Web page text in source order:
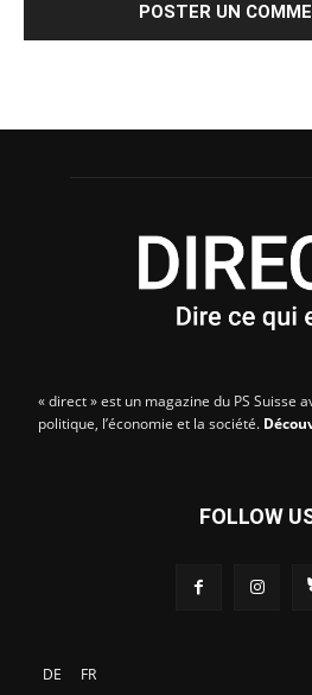
« direct » est un magazine du PS Suisse
politique, l’économie et la société.
FOLLOW
DE FR